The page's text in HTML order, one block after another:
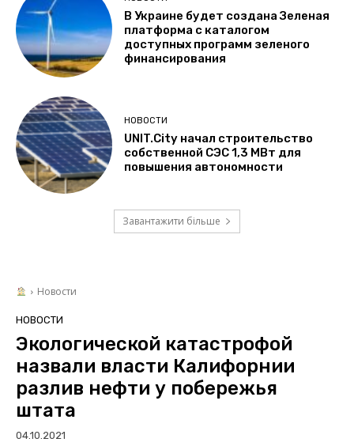
В Украине будет создана Зеленая
платформа с каталогом
доступных программ зеленого
финансирования
НОВОСТИ
UNIT.City начал строительство
собственной СЭС 1,3 МВт для
повышения автономности
Завантажити більше